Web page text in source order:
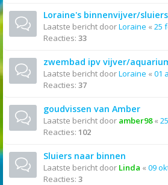
Loraine's binnenvijver/
Laatste bericht doorLoraine « 25
Reacties: 33
zwembad ipv vijver/
Laatste bericht doorLoraine « 01
Reacties: 37
goudvissen van Amber
Laatste bericht door amber98«
Reacties: 102
Sluiers naar binnen
Laatste bericht door Linda « 09
Reacties: 3